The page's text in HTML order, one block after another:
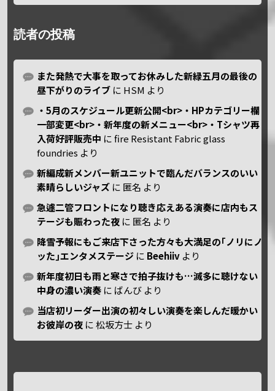
読者の投稿
また発熱で大事を取ってお休みした新緑五月の最後の
昼下がりのライブ に HSM より
・5月のスケジュール更新公開<br>・HPカテゴリー欄
一部変更<br>・新年度の新メニュー<br>・Tシャツ再
入荷好評販売中 にfire Resistant Fabric glass
foundries より
新編成新メンバー新ユニットで臨んだバランスのいい
素晴らしいジャズ に 匿名 より
急遽二管フロントになり聴き応えある演奏に店内もス
テージも賑わった夜 に 匿名 より
降雪予報にもご来店下さった方々も大満足の｢ノリにノ
ッた｣エンタメステージ に Beehiiv より
新年度初日も雨と寒さで拍子抜けも…滅多に聴けない
中身の濃い演奏 に ばんび より
当店初リーダー出演の初々しい演奏を楽しんだ暖かい
お彼岸の夜 に松坂方士 より